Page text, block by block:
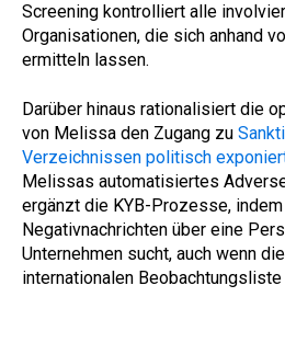
Screening kontrolliert alle
Organisationen, die sich anhand
ermitteln lassen.
Darüber hinaus rationalisiert die
von Melissa den Zugang zu
Verzeichnissen politisch
Melissas automatisiertes
ergänzt die KYB-Prozesse,
Negativnachrichten über eine
Unternehmen sucht, auch wenn
internationalen Beobachtungsliste